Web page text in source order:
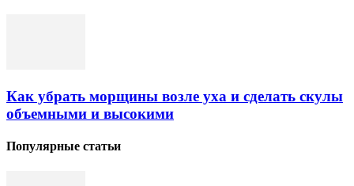
Как убрать морщины возле уха и сделать скулы
объемными и высокими
Популярные статьи